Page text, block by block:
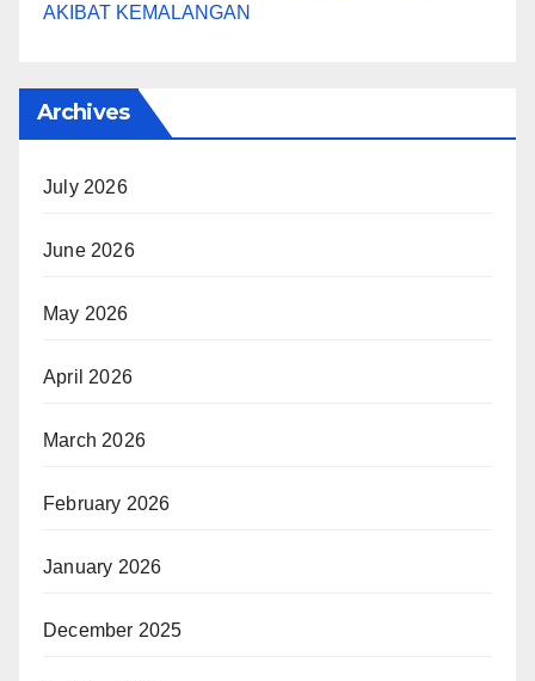
AKIBAT KEMALANGAN
Archives
July 2026
June 2026
May 2026
April 2026
March 2026
February 2026
January 2026
December 2025